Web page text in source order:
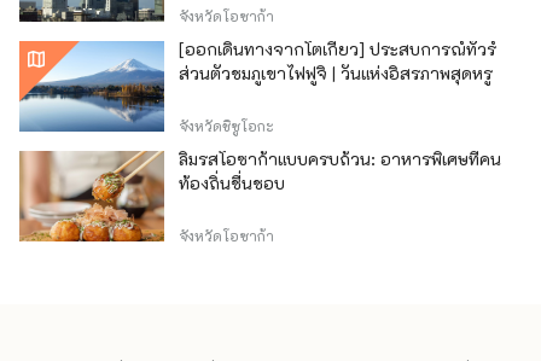
จังหวัดโอซาก้า
[ออกเดินทางจากโตเกียว] ประสบการณ์ทัวร์
ส่วนตัวชมภูเขาไฟฟูจิ | วันแห่งอิสรภาพสุดหรู
จังหวัดชิซูโอกะ
ลิ้มรสโอซาก้าแบบครบถ้วน: อาหารพิเศษที่คน
ท้องถิ่นชื่นชอบ
จังหวัดโอซาก้า